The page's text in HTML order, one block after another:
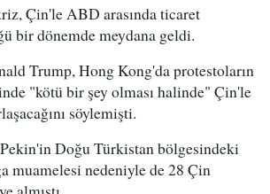
Çin'le ABD arasında ticaret
bir dönemde meydana geldi.
Trump, Hong Kong'da protestoların
"kötü bir şey olması halinde" Çin'le
söylemişti.
Doğu Türkistan bölgesindeki
muamelesi nedeniyle de 28 Çin